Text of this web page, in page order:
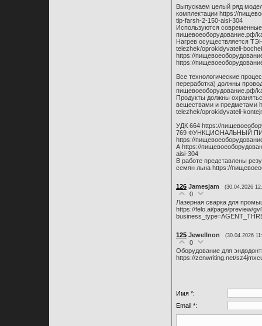
Выпускаем целый ряд
комплектации https://
tip-farsh-2-150-aisi-304
Используются
пищевоеоборудование.рф/
Нагрев осуществляется
telezhek/oprokidyvateli-
https://
https://
Все технологические
переработка) должны
пищевоеоборудование.рф/
Продукты должны
веществами и предметами
telezhek/oprokidyvateli-
УДК 664 https://
769 ФУНКЦИОНАЛЬНЫЙ
https://
А https://
aisi-304
В работе представлены
семян льна https://
126 Jamesjam (30.04.2026
0
Лазерная сварка для
https://felo.ai/page/preview/
125 Jewellnon (30.04.2026
0
Оборудование для
https://zenwriting.net/
Имя *:
Email *: